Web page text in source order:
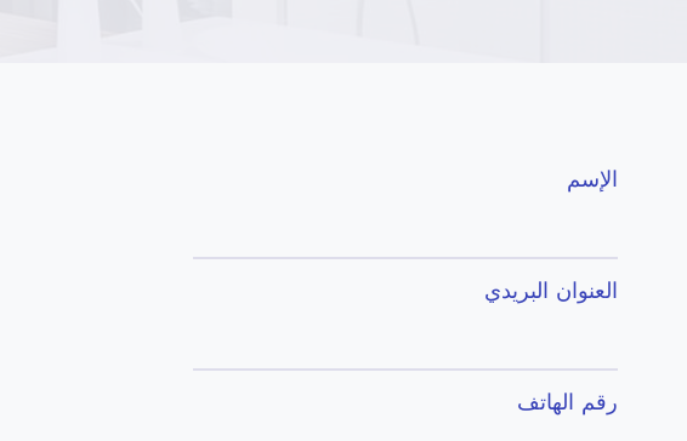
الإسم
العنوان البريدي
رقم الهاتف